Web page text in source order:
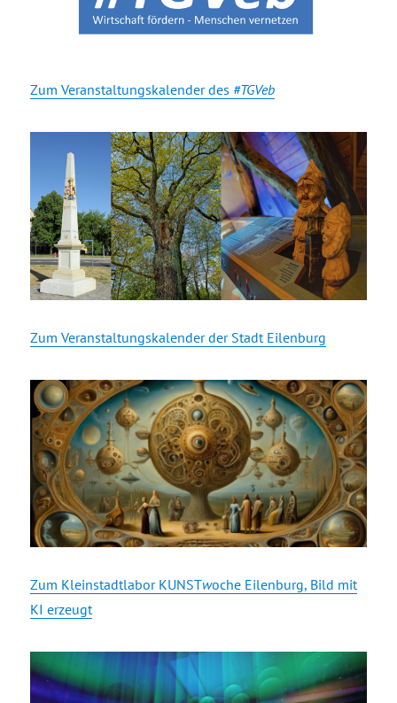
Zum Veranstaltungskalender des #TGVeb
Zum Veranstaltungskalender der Stadt Eilenburg
Zum Kleinstadtlabor KUNSTwoche Eilenburg, Bild mit
KI erzeugt